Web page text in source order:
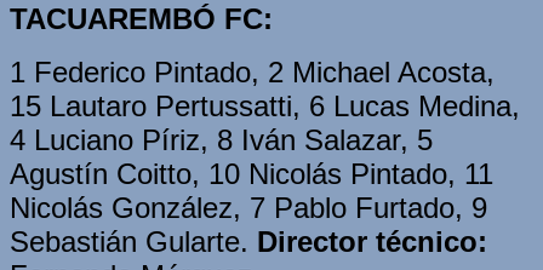
TACUAREMBÓ FC:
1 Federico Pintado, 2 Michael Acosta,
15 Lautaro Pertussatti, 6 Lucas Medina,
4 Luciano Píriz, 8 Iván Salazar, 5
Agustín Coitto, 10 Nicolás Pintado, 11
Nicolás González, 7 Pablo Furtado, 9
Sebastián Gularte. Director técnico: